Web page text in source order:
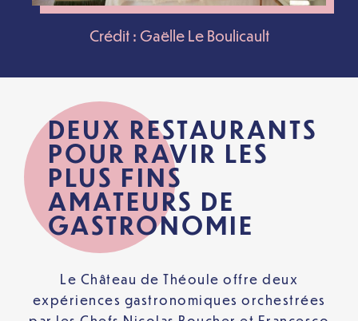
Crédit : Gaëlle Le Boulicault
DEUX RESTAURANTS
POUR RAVIR LES
PLUS FINS
AMATEURS DE
GASTRONOMIE
Le Château de Théoule offre deux
expériences gastronomiques orchestrées